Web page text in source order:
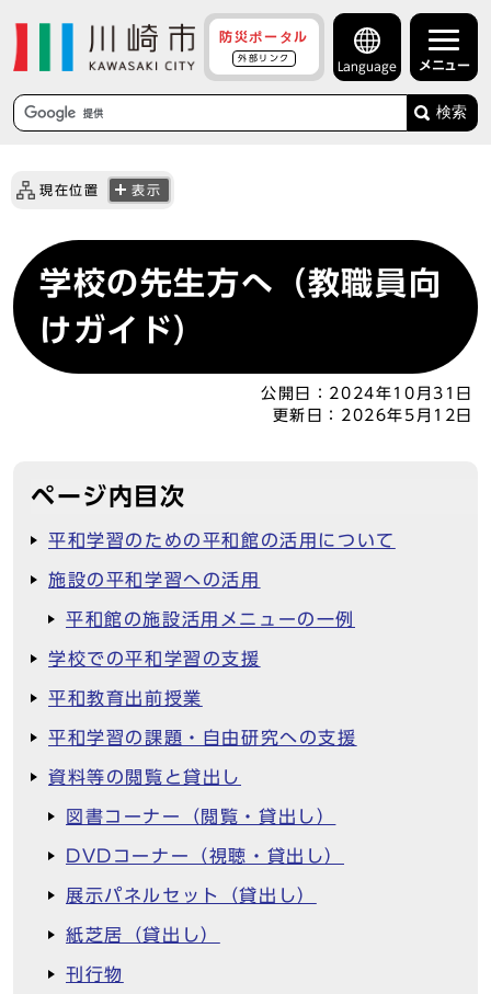
防災ポータル
外部リンク
Language メニュー
検索
現在位置 表示
学校の先生方へ（教職員向
けガイド）
公開日： 2024年10月31日
更新日： 2026年5月12日
ページ内目次
平和学習のための平和館の活用について
施設の平和学習への活用
平和館の施設活用メニューの一例
学校での平和学習の支援
平和教育出前授業
平和学習の課題・自由研究への支援
資料等の閲覧と貸出し
図書コーナー（閲覧・貸出し）
DVDコーナー（視聴・貸出し）
展示パネルセット（貸出し）
紙芝居（貸出し）
刊行物